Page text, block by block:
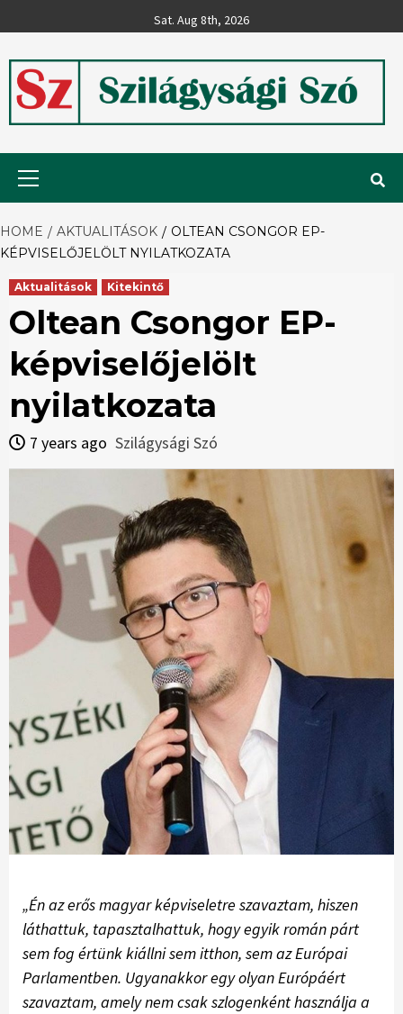
to
Sat. Aug 8th, 2026
Szilágysági
Szó
HOME AKTUALITÁSOK
OLTEAN CSONGOR EP-
KÉPVISELŐJELÖLT NYILATKOZATA
Aktualitások Kitekintő
Oltean Csongor EP-
képviselőjelölt
nyilatkozata
7 years ago Szilágysági Szó
„Én az erős magyar képviseletre szavaztam, hiszen
láthattuk, tapasztalhattuk, hogy egyik román párt
sem fog értünk kiállni sem itthon, sem az Európai
Parlamentben. Ugyanakkor egy olyan Európáért
szavaztam, amely nem csak szlogenként használja a